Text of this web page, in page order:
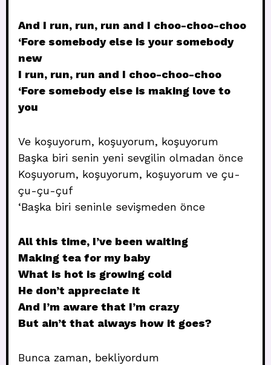
And I run, run, run and I choo-choo-choo
‘Fore somebody else is your somebody
new
I run, run, run and I choo-choo-choo
‘Fore somebody else is making love to
you
Ve koşuyorum, koşuyorum, koşuyorum
Başka biri senin yeni sevgilin olmadan önce
Koşuyorum, koşuyorum, koşuyorum ve çu-
çu-çu-çuf
‘Başka biri seninle sevişmeden önce
All this time, I’ve been waiting
Making tea for my baby
What is hot is growing cold
He don’t appreciate it
And I’m aware that I’m crazy
But ain’t that always how it goes?
Bunca zaman, bekliyordum